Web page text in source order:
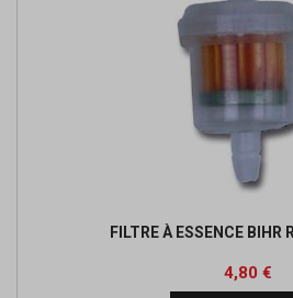
FILTRE À ESSENCE BIHR
Prix
4,80 €Prix